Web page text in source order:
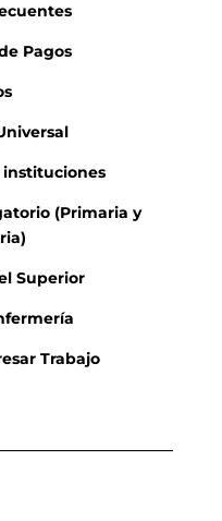
Pagos
instituciones
(Primaria y
Superior
Trabajo